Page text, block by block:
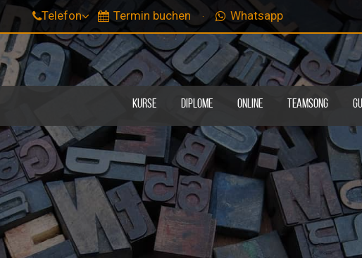
Telefon Termin buchen Whatsapp
KURSE DIPLOME ONLINE TEAMSONG